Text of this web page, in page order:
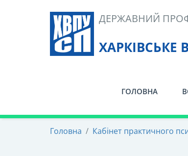
ДЕРЖАВНИЙ
ГОЛОВНА
Головна / Кабінет практичного